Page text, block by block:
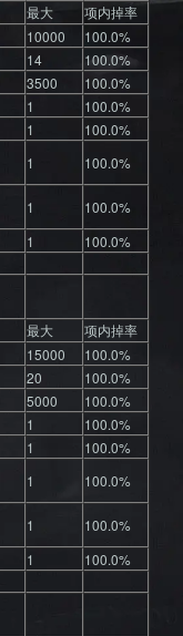
最大
项内掉率
10000
100.0%
14
100.0%
3500
100.0%
1
100.0%
1
100.0%
1 100.0%
1
100.0%
1 100.0%
最大
项内掉率
15000
100.0%
20
100.0%
5000
100.0%
1
100.0%
1
100.0%
1 100.0%
1
100.0%
1 100.0%